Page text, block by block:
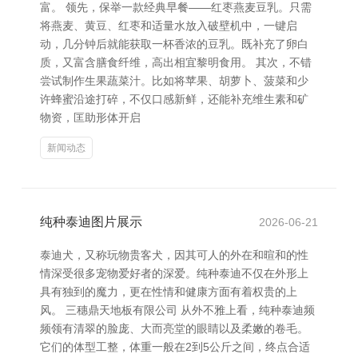
富。 领先，保举一款经典早餐——红枣燕麦豆乳。只需
将燕麦、黄豆、红枣和适量水放入破壁机中，一键启
动，几分钟后就能获取一杯香浓的豆乳。既补充了卵白
质，又富含膳食纤维，高出相宜黎明食用。 其次，不错
尝试制作生果蔬菜汁。比如将苹果、胡萝卜、菠菜和少
许蜂蜜沿途打碎，不仅口感新鲜，还能补充维生素和矿
物资，匡助形体开启
新闻动态
纯种泰迪图片展示 2026-06-21
泰迪犬，又称玩物贵客犬，因其可人的外在和暄和的性
情深受很多宠物爱好者的深爱。纯种泰迪不仅在外形上
具有独到的魔力，更在性情和健康方面有着权贵的上
风。 三穗鼎天地板有限公司 从外不雅上看，纯种泰迪频
频领有清翠的脸庞、大而亮堂的眼睛以及柔嫩的卷毛。
它们的体型工整，体重一般在2到5公斤之间，终点合适